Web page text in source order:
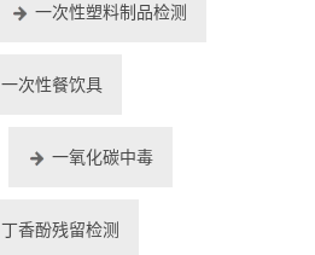
一次性塑料制品检测
一次性餐饮具
一氧化碳中毒
丁香酚残留检测